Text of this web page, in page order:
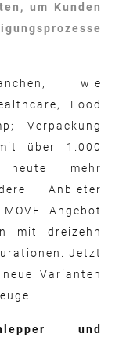
um Kunden
wie
Food
Verpackung
über 1.000
heute mehr
Anbieter
Angebot
mit dreizehn
Jetzt
Varianten
und